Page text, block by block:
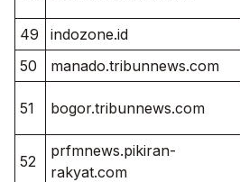
49 indozone.id
50
manado.tribunnews.com
51 bogor.tribunnews.com
52
prfmnews.pikiran-
rakyat.com